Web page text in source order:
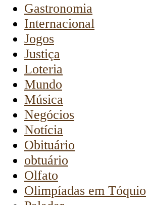
Gastronomia
Internacional
Jogos
Justiça
Loteria
Mundo
Música
Negócios
Notícia
Obituário
obtuário
Olfato
Olimpíadas em Tóquio